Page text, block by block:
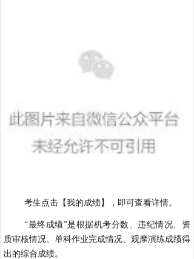
考生点击【我的成绩】，即可查看详情。
“最终成绩”是根据机考分数、违纪情况、资
质审核情况、单科作业完成情况、观摩演练成绩得
出的综合成绩。